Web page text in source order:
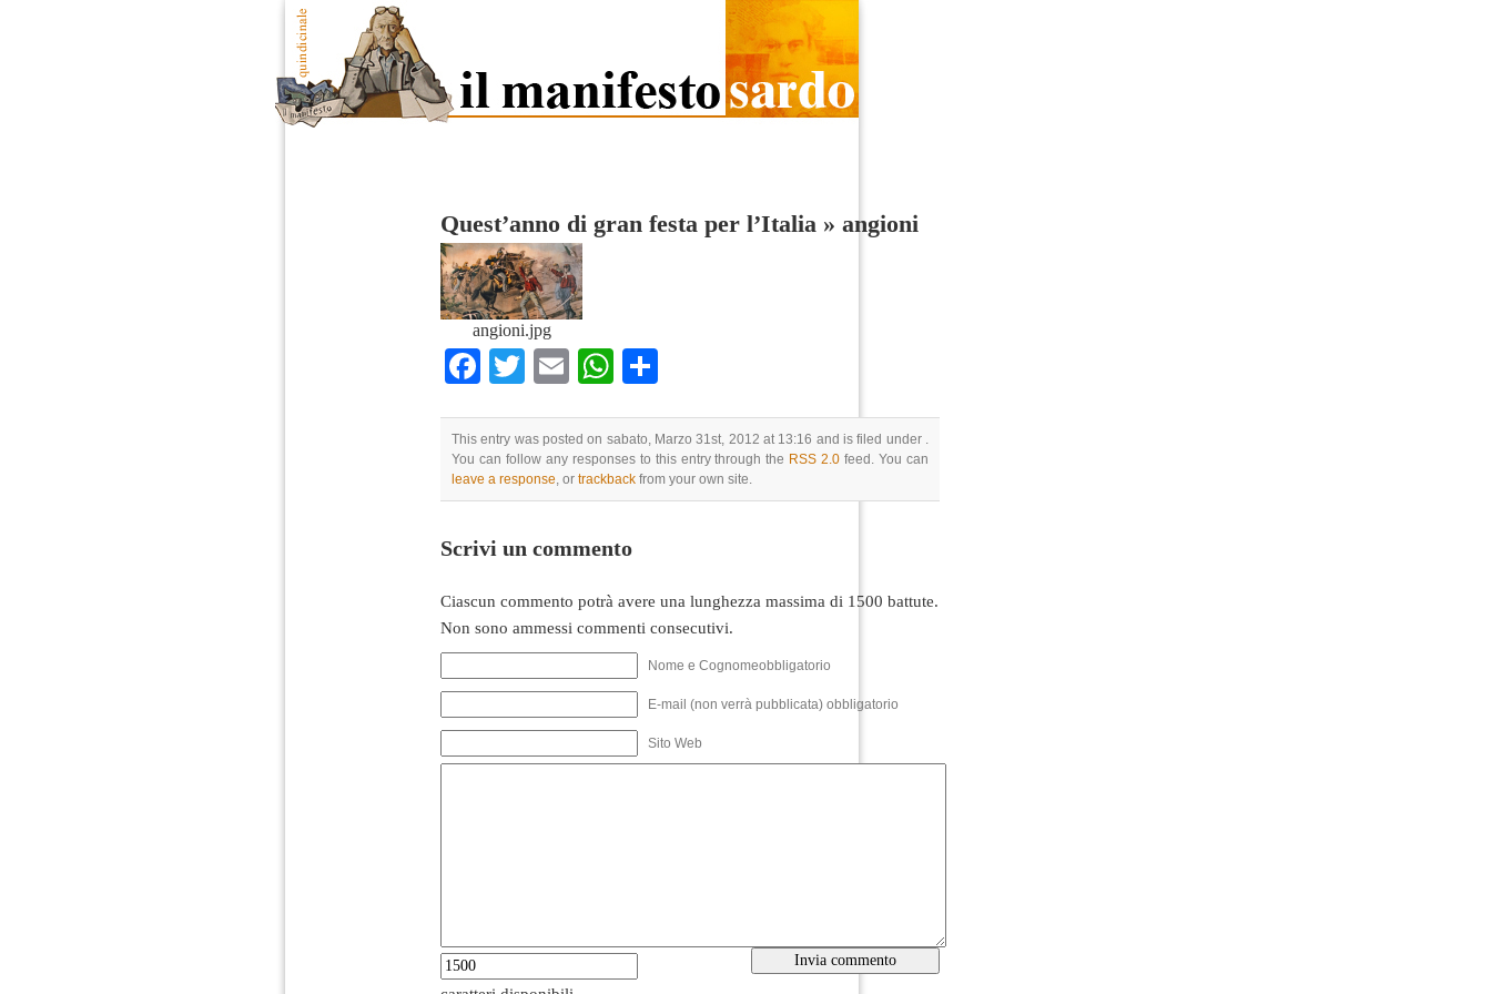
Quest’anno di gran festa per l’Italia » angioni
angioni.jpg
Facebook
Twitter
EmailWhatsApp
This entry was posted on sabato, Marzo 31st, 2012 at 13:16 and is filed under .
You can follow any responses to this entry through the RSS 2.0 feed. You can
leave a response , or trackback from your own site.
Scrivi un commento
Ciascun commento potrà avere una lunghezza massima di 1500 battute.
Non sono ammessi commenti consecutivi.
Nome e Cognomeobbligatorio
E-mail (non verrà pubblicata) obbligatorio
Sito Web